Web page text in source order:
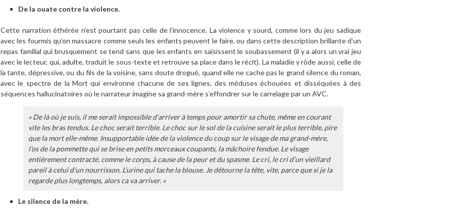
De la ouate contre la violence.
Cette narration éthérée n’est pourtant pas celle de l’innocence. La violence y sourd, comme lors du jeu sadique
avec les fourmis qu’on massacre comme seuls les enfants peuvent le faire, ou dans cette description brillante d’un
repas familial qui brusquement se tend sans que les enfants en saisissent le soubassement (il y a alors un vrai jeu
avec le lecteur, qui, adulte, traduit le sous-texte et retrouve sa place dans le récit). La maladie y rôde aussi, celle de
la tante, dépressive, ou du fils de la voisine, sans doute drogué, quand elle ne cache pas le grand silence du roman,
avec le spectre de la Mort qui environne chacune de ses lignes, des méduses échouées et disséquées à des
séquences hallucinatoires où le narrateur imagine sa grand-mère s’effondrer sur le carrelage par un AVC.
« De là où je suis, il me serait impossible d’arriver à temps pour amortir sa chute, même en courant
vite les bras tendus. Le choc serait terrible. Le choc sur le sol de la cuisine serait le plus terrible, pire
que la mort elle-même. Insupportable idée de la violence du coup sur le visage de ma grand-mère,
l’os de la pommette qui se brise en petits morceaux coupants, la mâchoire fendue. Le visage
entièrement contracté, comme le corps, à cause de la peur et du spasme. Le cri, le cri d’un vieillard
pareil à celui d’un nourrisson. L’urine qui tache la blouse. Je détourne la tête, vite, parce que si je la
regarde plus longtemps, alors ca va arriver. »
Le silence de la mère.